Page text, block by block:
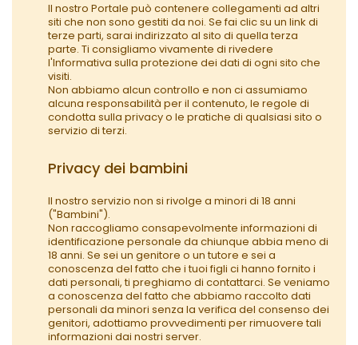
Il nostro Portale può contenere collegamenti ad altri
siti che non sono gestiti da noi. Se fai clic su un link di
terze parti, sarai indirizzato al sito di quella terza
parte. Ti consigliamo vivamente di rivedere
l'Informativa sulla protezione dei dati di ogni sito che
visiti.
Non abbiamo alcun controllo e non ci assumiamo
alcuna responsabilità per il contenuto, le regole di
condotta sulla privacy o le pratiche di qualsiasi sito o
servizio di terzi.
Privacy dei bambini
Il nostro servizio non si rivolge a minori di 18 anni
("Bambini").
Non raccogliamo consapevolmente informazioni di
identificazione personale da chiunque abbia meno di
18 anni. Se sei un genitore o un tutore e sei a
conoscenza del fatto che i tuoi figli ci hanno fornito i
dati personali, ti preghiamo di contattarci. Se veniamo
a conoscenza del fatto che abbiamo raccolto dati
personali da minori senza la verifica del consenso dei
genitori, adottiamo provvedimenti per rimuovere tali
informazioni dai nostri server.